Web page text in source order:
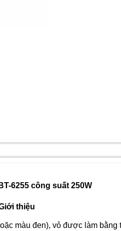
6255 công suất 250W
thiệu
màu đen), vỏ được làm bằng